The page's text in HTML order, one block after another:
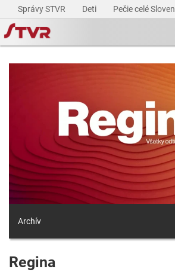
Správy STVR Deti Pečie celé
Archív
Regina